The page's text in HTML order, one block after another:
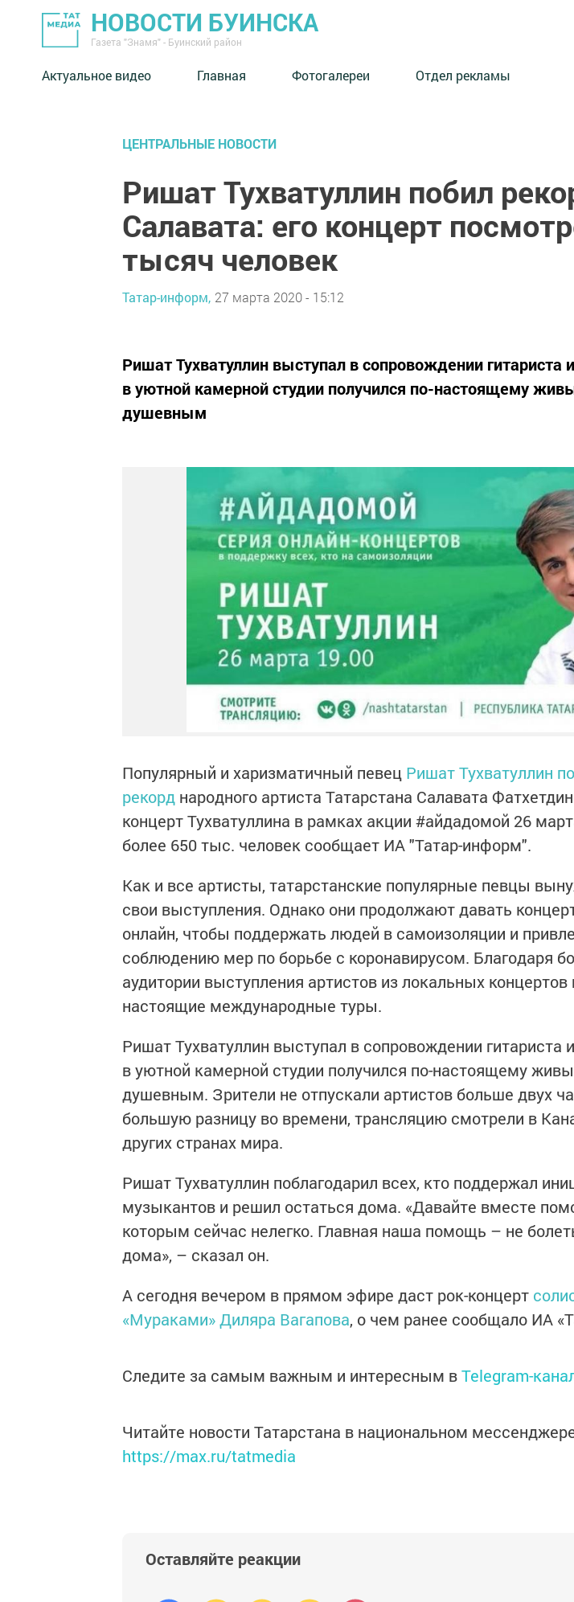
НОВОСТИ БУИНСКА
Газета "Знамя" - Буинский район
Актуальное видео Главная Фотогалереи Отдел рекламы
ЦЕНТРАЛЬНЫЕ НОВОСТИ
Ришат Тухватуллин побил
Салавата: его концерт
тысяч человек
Татар-информ, 27 марта 2020 - 15:12
Ришат Тухватуллин выступал в сопровождении гитариста
в уютной камерной студии получился по-настоящему
душевным
Популярный и харизматичный певец Ришат Тухватуллин
рекорд народного артиста Татарстана Салавата
концерт Тухватуллина в рамках акции #айдадомой 26
более 650 тыс. человек сообщает ИА "Татар-информ".
Как и все артисты, татарстанские популярные певцы
свои выступления. Однако они продолжают давать
онлайн, чтобы поддержать людей в самоизоляции и
соблюдению мер по борьбе с коронавирусом. Благодаря
аудитории выступления артистов из локальных
настоящие международные туры.
Ришат Тухватуллин выступал в сопровождении гитариста
в уютной камерной студии получился по-настоящему
душевным. Зрители не отпускали артистов больше двух
большую разницу во времени, трансляцию смотрели в
других странах мира.
Ришат Тухватуллин поблагодарил всех, кто поддержал
музыкантов и решил остаться дома. «Давайте вместе
которым сейчас нелегко. Главная наша помощь – не
дома», – сказал он.
А сегодня вечером в прямом эфире даст рок-концерт
«Мураками» Диляра Вагапова, о чем ранее сообщало ИА
Следите за самым важным и интересным вTelegram-
Читайте новости Татарстана в национальном
https://max.ru/tatmedia
Оставляйте реакции